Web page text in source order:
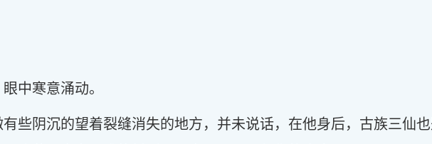
中寒意涌动。
些阴沉的望着裂缝消失的地方，并未说话，在他身后，古族三仙